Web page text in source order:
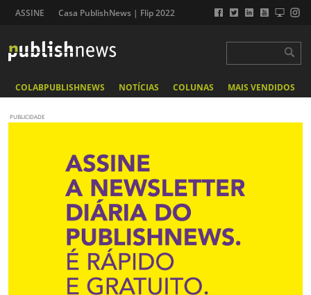
ASSINE Casa PublishNews | Flip 2022
COLABPUBLISHNEWS NOTÍCIAS COLUNAS MAIS VENDIDOS
PUBLICIDADE